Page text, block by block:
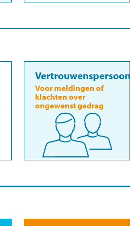
Vertrouwenspersoon
Voor meldingen of
klachten over
ongewenst gedrag